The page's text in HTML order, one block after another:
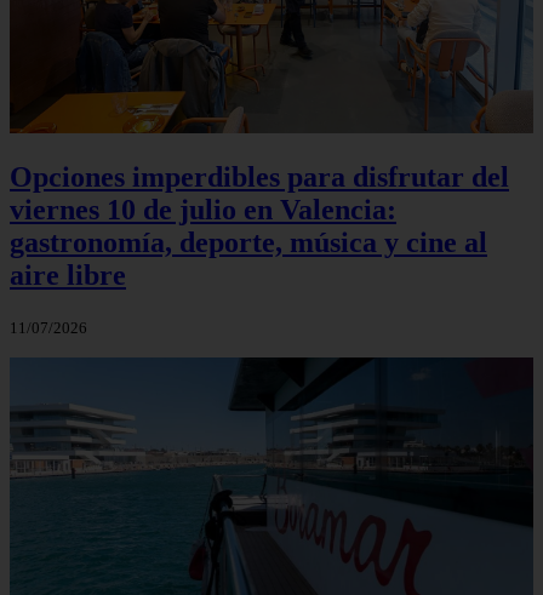
Opciones imperdibles para disfrutar del
viernes 10 de julio en Valencia:
gastronomía, deporte, música y cine al
aire libre
11/07/2026